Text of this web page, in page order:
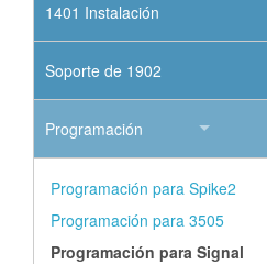
1401 Instalación
Soporte de 1902
Programación
Programación para Spike2
Programación para 3505
Programación para Signal